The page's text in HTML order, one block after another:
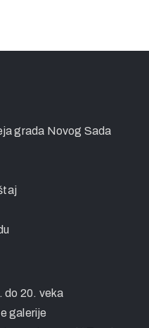
grada Novog Sada